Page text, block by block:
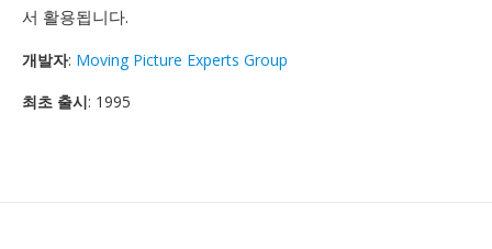
서 활용됩니다.
개발자: Moving Picture Experts Group
최초 출시: 1995